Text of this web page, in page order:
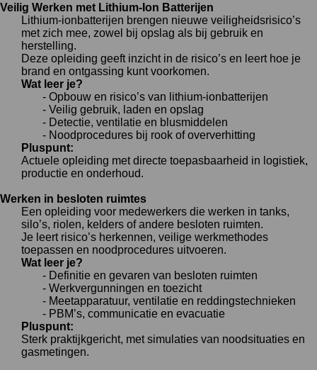
Veilig Werken met Lithium-Ion Batterijen
Lithium-ionbatterijen brengen nieuwe veiligheidsrisico’s
met zich mee, zowel bij opslag als bij gebruik en
herstelling.
Deze opleiding geeft inzicht in de risico’s en leert hoe je
brand en ontgassing kunt voorkomen.
Wat leer je?
- Opbouw en risico’s van lithium-ionbatterijen
- Veilig gebruik, laden en opslag
- Detectie, ventilatie en blusmiddelen
- Noodprocedures bij rook of oververhitting
Pluspunt:
Actuele opleiding met directe toepasbaarheid in logistiek,
productie en onderhoud.
Werken in besloten ruimtes
Een opleiding voor medewerkers die werken in tanks,
silo’s, riolen, kelders of andere besloten ruimten.
Je leert risico’s herkennen, veilige werkmethodes
toepassen en noodprocedures uitvoeren.
Wat leer je?
- Definitie en gevaren van besloten ruimten
- Werkvergunningen en toezicht
- Meetapparatuur, ventilatie en reddingstechnieken
- PBM’s, communicatie en evacuatie
Pluspunt:
Sterk praktijkgericht, met simulaties van noodsituaties en
gasmetingen.